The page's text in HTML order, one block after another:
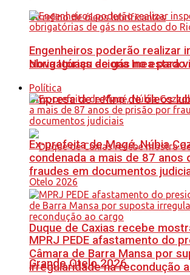
Nova Iguaçu aciona Inea para
empresa de refino de óleos
Duque de Caxias recebe
Grande Otelo 2026
Engenheiros poderão realizar
obrigatórias de gás no estado
Política
Ex-prefeita de Magé, Núbia
condenada a mais de 87 anos
fraudes em documentos
MPRJ PEDE afastamento do
Câmara de Barra Mansa por
irregularidade na recondução